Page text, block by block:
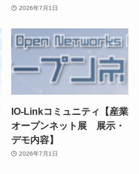
2026年7月1日
IO-Linkコミュニティ【産業
オープンネット展 展示・
デモ内容】
2026年7月1日